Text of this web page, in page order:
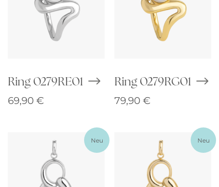
Ring 0279RE01
69,90 €
Ring 0279RG01
79,90 €
Neu Neu